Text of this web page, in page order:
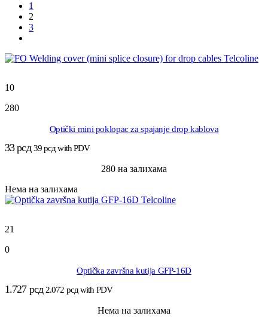
1
2
3
10
280
Optički mini poklopac za spajanje drop kablova
33рсд 39рсдwith PDV
280 на залихама
Нема на залихама
21
0
Optička završna kutija GFP-16D
1.727 рсд 2.072 рсдwith PDV
Нема на залихама